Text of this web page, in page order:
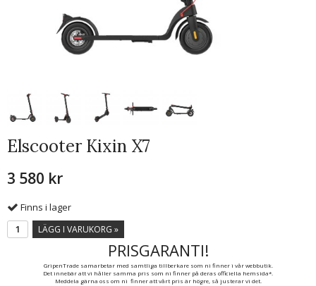
Elscooter Kixin X7
3 580 kr
Finns i lager
LÄGG I VARUKORG »
PRISGARANTI!
GripenTrade samarbetar med samtliga tillberkare som ni finner i vår webbutik.
Det innebär att vi håller samma pris som ni finner på deras officiella hemsida*.
Meddela gärna oss om ni finner att vårt pris är högre, så justerar vi det.